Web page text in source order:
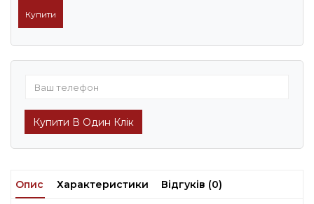
Купити
Купити В Один Клік
Опис Характеристики Відгуків (0)